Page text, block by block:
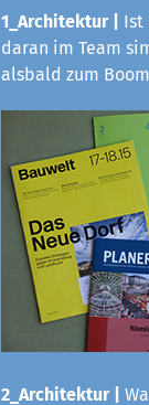
1_Architektur |
daran im Team
alsbald zum
2_Architektur |